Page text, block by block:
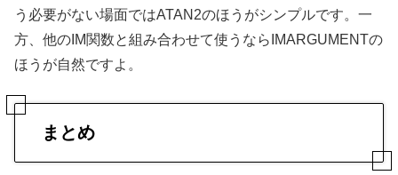
う必要がない場面ではATAN2のほうがシンプルです。一
方、他のIM関数と組み合わせて使うならIMARGUMENTの
ほうが自然ですよ。
まとめ